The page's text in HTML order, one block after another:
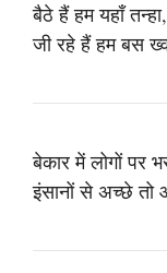
बैठे हैं हम यहाँ
जी रहे हैं हम बस
बेकार में लोगों पर
इंसानों से अच्छे